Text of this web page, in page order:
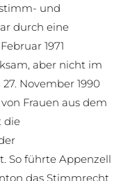
und
durch eine
1971
aber nicht im
November 1990
Frauen aus dem
die
So führte Appenzell
das Stimmrecht